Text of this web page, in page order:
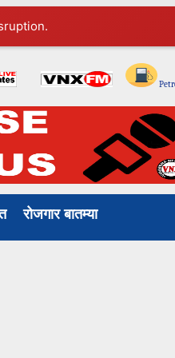
रोजगार बातम्या